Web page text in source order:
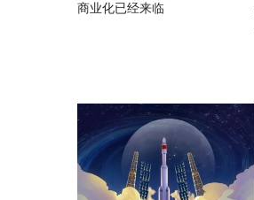
商业化已经来临